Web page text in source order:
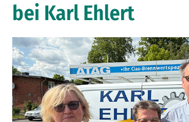
bei Karl Ehlert